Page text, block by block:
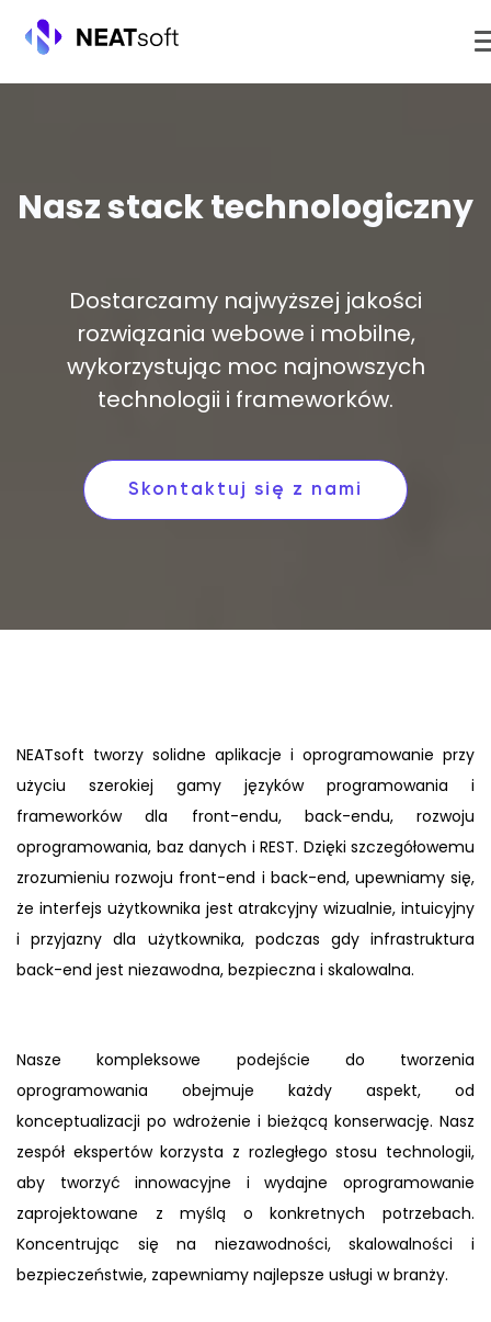
Nasz stack technologiczny
Dostarczamy najwyższej jakości
rozwiązania webowe i mobilne,
wykorzystując moc najnowszych
technologii i frameworków.
Skontaktuj się z nami
NEATsoft tworzy solidne aplikacje i oprogramowanie przy
użyciu szerokiej gamy języków programowania i
frameworków dla front-endu, back-endu, rozwoju
oprogramowania, baz danych i REST. Dzięki szczegółowemu
zrozumieniu rozwoju front-end i back-end, upewniamy się,
że interfejs użytkownika jest atrakcyjny wizualnie, intuicyjny
i przyjazny dla użytkownika, podczas gdy infrastruktura
back-end jest niezawodna, bezpieczna i skalowalna.
Nasze kompleksowe podejście do tworzenia
oprogramowania obejmuje każdy aspekt, od
konceptualizacji po wdrożenie i bieżącą konserwację. Nasz
zespół ekspertów korzysta z rozległego stosu technologii,
aby tworzyć innowacyjne i wydajne oprogramowanie
zaprojektowane z myślą o konkretnych potrzebach.
Koncentrując się na niezawodności, skalowalności i
bezpieczeństwie, zapewniamy najlepsze usługi w branży.